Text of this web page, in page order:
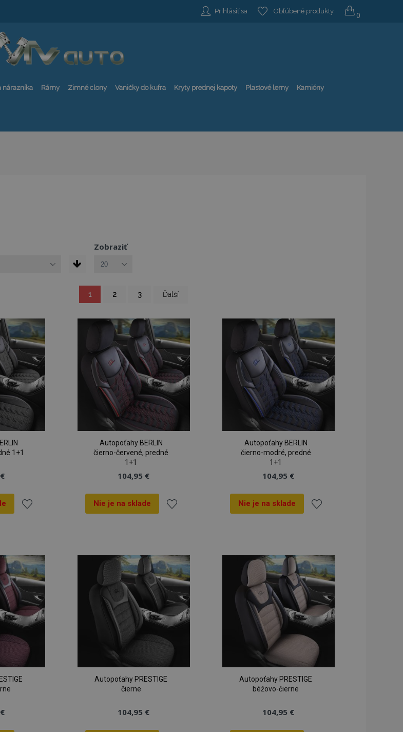
Prihlásiť sa Obľúbené produkty 0
nárazníka Rámy Zimné clony Vaničky do kufra Kryty prednej kapoty Plastové lemy Kamióny
Zobraziť
You're currently reading page
1 2 3
Strana
Ďalší
1+1
zoznamu
prianí
Autopoťahy BERLIN
čierno-červené, predné
1+1
104,95 €
Nie je na sklade
zoznamu
prianí
Autopoťahy BERLIN
čierno-modré, predné
1+1
104,95 €
Nie je na sklade
zoznamu
prianí
Autopoťahy PRESTIGE
čierne
104,95 €
Autopoťahy PRESTIGE
béžovo-čierne
104,95 €